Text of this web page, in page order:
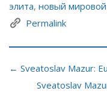
элита, новый
Permalink
← Sveatoslav Mazur:
Sveatoslav